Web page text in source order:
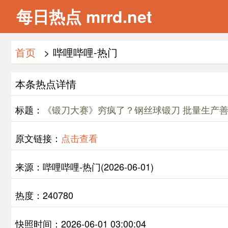
每日热点 mrrd.net
首页 > 哔哩哔哩-热门
本条热点详情
标题： 《锻刀大赛》穷疯了？钢丝球锻刀 批量生产
原文链接： 点击查看
来源：哔哩哔哩-热门(2026-06-01)
热度：240780
快照时间：2026-06-01 03:00:04